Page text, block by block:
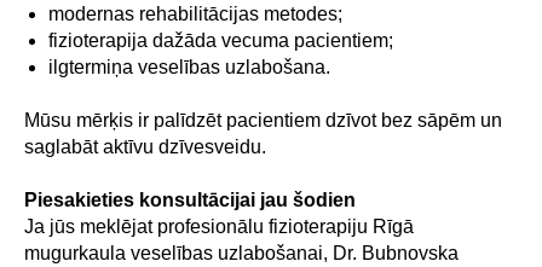
modernas rehabilitācijas metodes;
fizioterapija dažāda vecuma pacientiem;
ilgtermiņa veselības uzlabošana.
Mūsu mērķis ir palīdzēt pacientiem dzīvot bez sāpēm un
saglabāt aktīvu dzīvesveidu.
Piesakieties konsultācijai jau šodien
Ja jūs meklējat profesionālu fizioterapiju Rīgā
mugurkaula veselības uzlabošanai, Dr. Bubnovska